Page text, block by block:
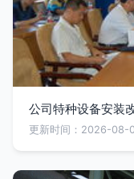
公司特种设备安装
更新时间：2026-08-